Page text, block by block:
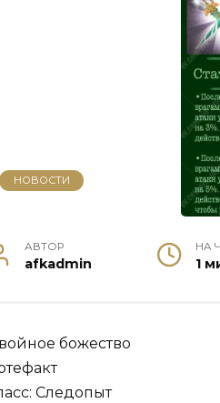
НОВОСТИ
АВТОР
afkadmin
НА
1
божество
Следопыт